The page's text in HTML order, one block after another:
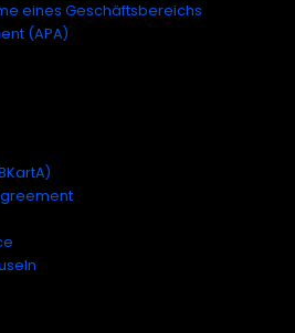
eines Geschäftsbereichs
(APA)